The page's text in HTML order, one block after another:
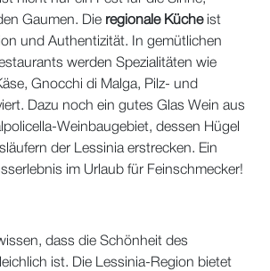
Gaumen. Die regionale Kücheist
und Authentizität. In gemütlichen
werden Spezialitäten wie
Gnocchi di Malga, Pilz- und
Dazu noch ein gutes Glas Wein aus
Weinbaugebiet, dessen Hügel
der Lessinia erstrecken. Ein
im Urlaub für Feinschmecker!
dass die Schönheit des
ist. Die Lessinia-Region bietet